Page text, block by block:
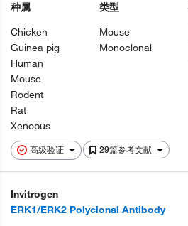
高级验证 29篇参考文献
种属
Chicken
Guinea pig
Human
Mouse
Rodent
Rat
Xenopus
类型
Mouse
Monoclonal
Invitrogen
ERK1/ERK2 Polyclonal Antibody